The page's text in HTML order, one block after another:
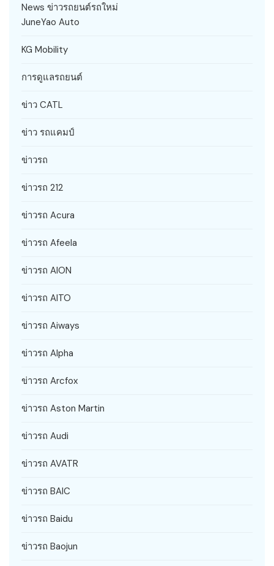
News ข่าวรถยนต์รถใหม่
JuneYao Auto
KG Mobility
การดูแลรถยนต์
ข่าว CATL
ข่าว รถแคมป์
ข่าวรถ
ข่าวรถ 212
ข่าวรถ Acura
ข่าวรถ Afeela
ข่าวรถ AION
ข่าวรถ AITO
ข่าวรถ Aiways
ข่าวรถ Alpha
ข่าวรถ Arcfox
ข่าวรถ Aston Martin
ข่าวรถ Audi
ข่าวรถ AVATR
ข่าวรถ BAIC
ข่าวรถ Baidu
ข่าวรถ Baojun